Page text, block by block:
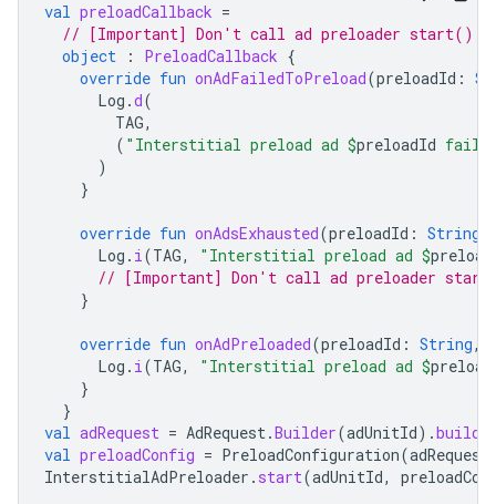
val preloadCallback =
// [Important] Don't call ad preloader start()
object
: PreloadCallback {
override fun onAdFailedToPreload(preloadId :
Log .d(
TAG,
( "Interstitial preload ad $preloadId
)
}
override fun onAdsExhausted(preloadId : String
Log . i(TAG, "Interstitial preload ad $
// [Important] Don't call ad preloader
}
override fun onAdPreloaded(preloadId : String,
Log . i(TAG, "Interstitial preload ad $
}
}
val adRequest = AdRequest.Builder(adUnitId).build
val preloadConfig = PreloadConfiguration(adRequest
InterstitialAdPreloader . start(adUnitId,